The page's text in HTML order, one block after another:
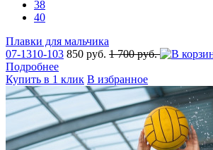
38
40
Плавки для мальчика
07-1310-103 850 руб. 1 700 руб.
Подробнее
Купить в 1 клик В избранное